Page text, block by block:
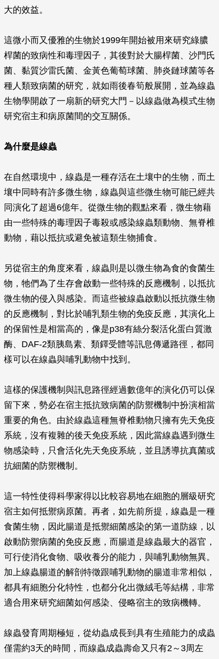
大的效益。
這微小而又優雅的生物於1999年開始被用來研究綠膿
桿菌的致病性和毒理因子，其後對於大腸桿菌、沙門氏
菌、黏質沙雷氏菌、金黃色葡萄球菌、肺炎鏈球菌等各
種人類致病菌的研究，就如雨後春筍般展開，並為線蟲
生物學開啟了一扇新的研究大門－以線蟲做為模式生物
研究宿主和病原菌間的交互關係。
為什麼是線蟲
在自然環境中，線蟲是一種存活在土壤中的生物，而土
壤中同時有許多微生物，線蟲與這些微生物可能已經共
同演化了超過6億年。從微生物的觀點來看，微生物藉
由一些特殊的毒理因子毒殺或感染線蟲類動物、無脊椎
動物，藉以抵抗或避免被這類生物捕食。
另從宿主的角度來看，線蟲則是以微生物為食的食菌生
物，牠們為了生存會啟動一些特殊的反應機制，以抵抗
微生物的侵入與感染。而這些被線蟲啟動以抵抗微生物
的反應機制，對比於哺乳類生物的免疫反應，其演化上
的保留性是相當高的，像是p38有絲分裂活化蛋白質激
酶、DAF-2類胰島素、類鐸受體等訊息傳遞路徑，都同
樣可以在線蟲與哺乳動物中找到。
這樣的保護機制與訊息路徑經過數億年的演化仍可以保
留下來，勢必在宿主抵抗致病菌的防禦機制中扮演相當
重要的角色。由於線蟲這種無脊椎動物只擁有先天免疫
系統，沒有複雜的後天免疫系統，因此當線蟲遇到微生
物感染時，只會活化先天免疫系統，並且誘導抗真菌或
抗細菌的防禦機制。
這一特性使得科學家得以比較容易地在細胞的層級研究
宿主如何抵禦病原菌。再者，如先前所提，線蟲是一種
食菌生物，因此腸道是抵禦細菌感染的第一道防線，以
啟動防禦病菌的免疫反應，而腸道是線蟲最大的器官，
可行使消化食物、吸收養分的能力，與哺乳動物無異。
加上線蟲腸道的解剖特徵跟哺乳動物的腸道非常相似，
都具有細胞分化特性，也都分化出微絨毛等結構，非常
適合用來研究細菌如何感染、侵略宿主的致病機轉。
線蟲發育周期極短，從幼蟲成長到具有生殖能力的成蟲
僅需約3天的時間，而線蟲成蟲壽命又只有2～3周左